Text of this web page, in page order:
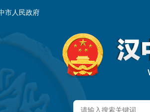
市人民政府